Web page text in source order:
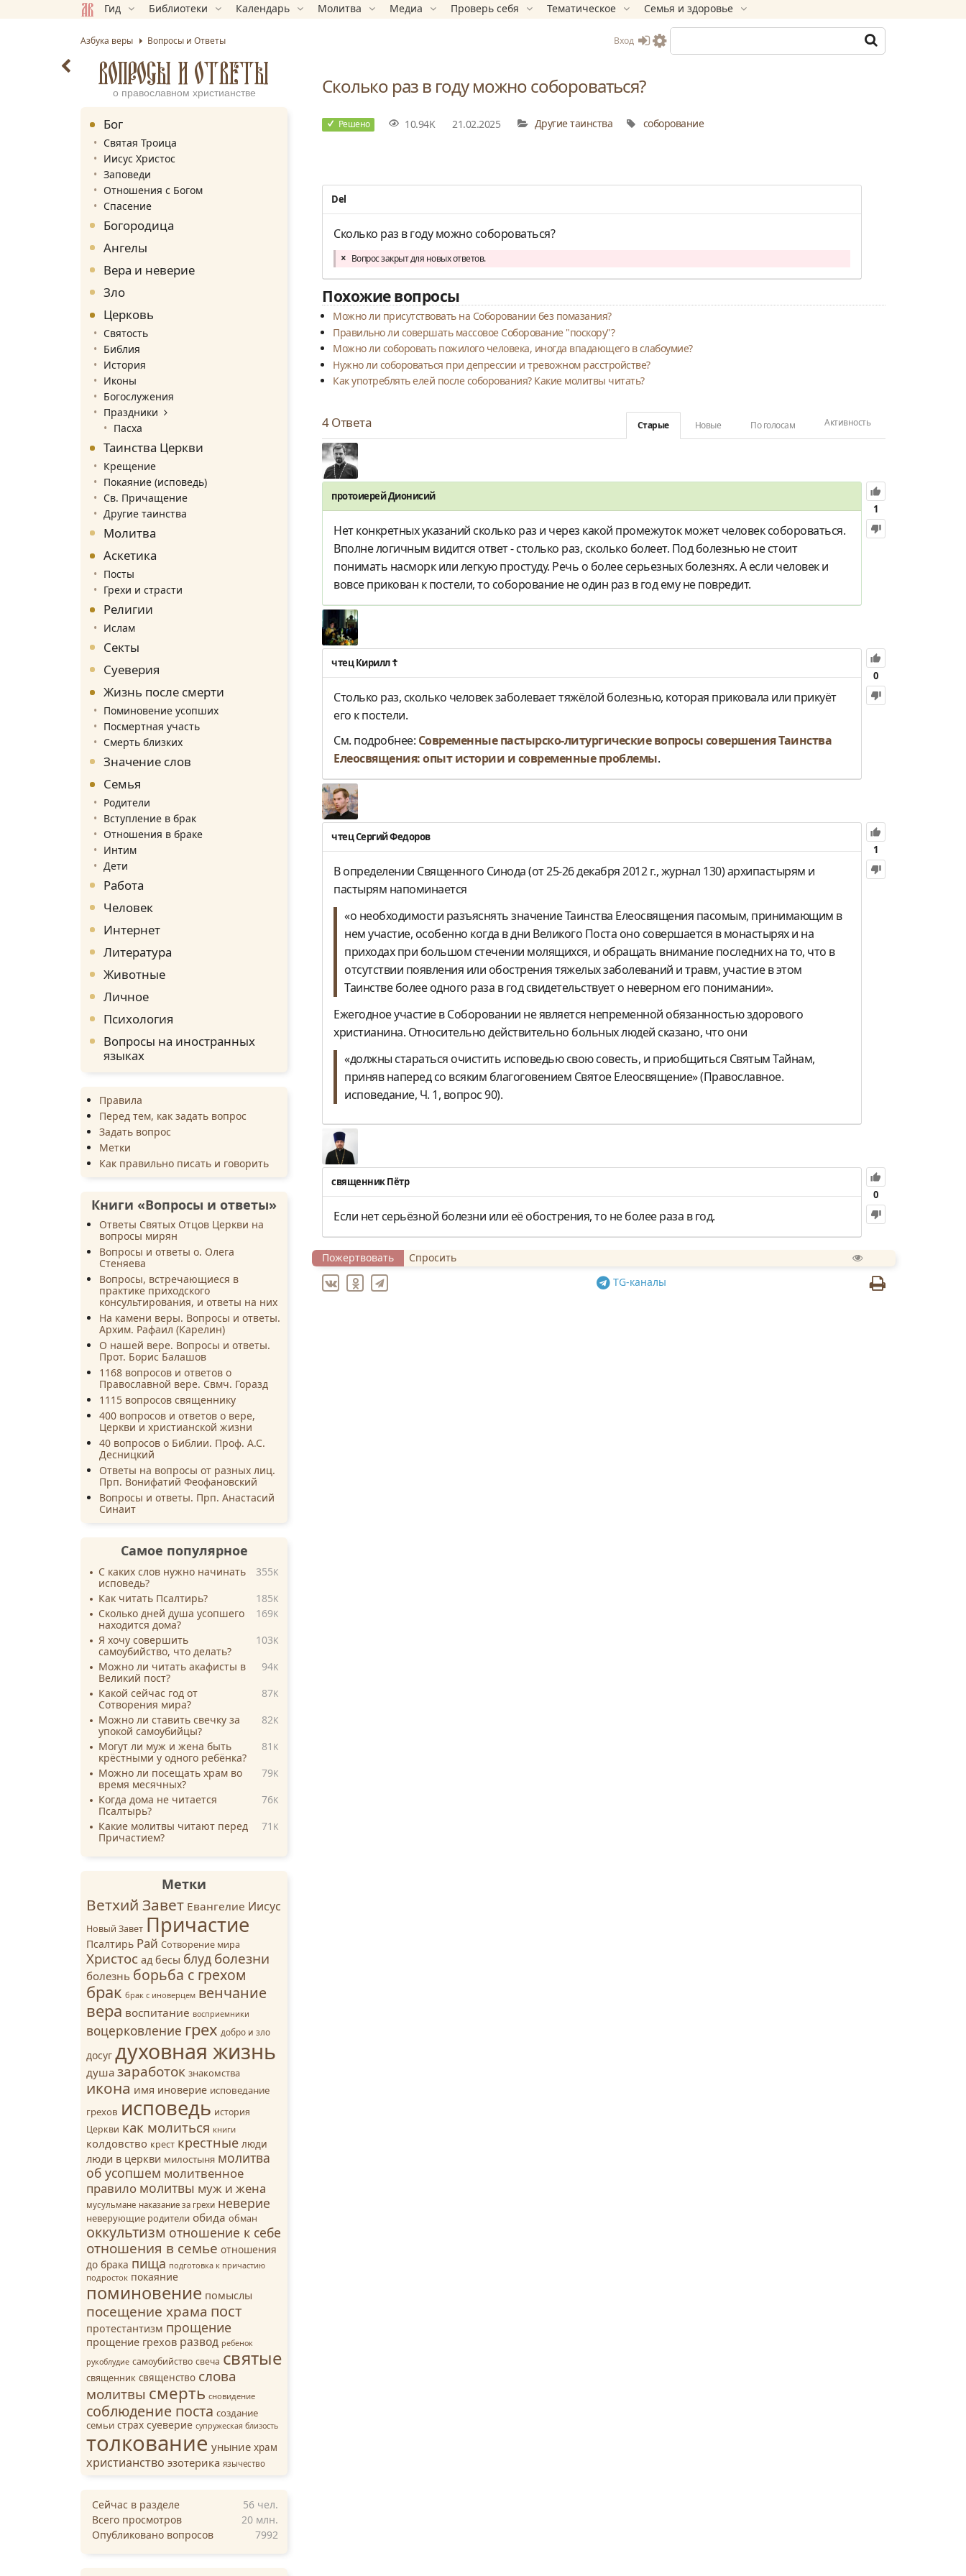
Гид Библиотеки Календарь Молитва Медиа Проверь себя Тематическое Семья и здоровье
Азбука веры Вопросы и Ответы Вход
Сколько раз в году можно собороваться?
Решено 10.94K 21.02.2025 Другие таинства соборование
Del
Сколько раз в году можно собороваться?
Вопрос закрыт для новых ответов.
Похожие вопросы
Можно ли присутствовать на Соборовании без помазания?
Правильно ли совершать массовое Соборование "поскору"?
Можно ли соборовать пожилого человека, иногда впадающего в слабоумие?
Нужно ли собороваться при депрессии и тревожном расстройстве?
Как употреблять елей после соборования? Какие молитвы читать?
4Ответа Активность
По голосам
Новые
Старые
1
протоиерей Дионисий
Нет конкретных указаний сколько раз и через какой промежуток может человек собороваться.
Вполне логичным видится ответ - столько раз, сколько болеет. Под болезнью не стоит
понимать насморк или легкую простуду. Речь о более серьезных болезнях. А если человек и
вовсе прикован к постели, то соборование не один раз в год ему не повредит.
0
чтец Кирилл ☦
Столько раз, сколько человек заболевает тяжёлой болезнью, которая приковала или прикуёт
его к постели.
См. подробнее: Современные пастырско-литургические вопросы совершения Таинства
Елеосвящения: опыт истории и современные проблемы.
1
чтец Сергий Федоров
В определении Священного Синода (от 25-26 декабря 2012 г., журнал 130) архипастырям и
пастырям напоминается
«о необходимости разъяснять значение Таинства Елеосвящения пасомым, принимающим в
нем участие, особенно когда в дни Великого Поста оно совершается в монастырях и на
приходах при большом стечении молящихся, и обращать внимание последних на то, что в
отсутствии появления или обострения тяжелых заболеваний и травм, участие в этом
Таинстве более одного раза в год свидетельствует о неверном его понимании».
Ежегодное участие в Соборовании не является непременной обязанностью здорового
христианина. Относительно действительно больных людей сказано, что они
«должны стараться очистить исповедью свою совесть, и приобщиться Святым Тайнам,
приняв наперед со всяким благоговением Святое Елеосвящение» (Православное.
исповедание, Ч. 1, вопрос 90).
0
священник Пётр
Если нет серьёзной болезни или её обострения, то не более раза в год.
Пожертвовать
Спросить
TG-каналы
ВОПРОСЫ И ОТВЕТЫ
о православном христианстве
Бог
Святая Троица
Иисус Христос
Заповеди
Отношения с Богом
Спасение
Богородица
Ангелы
Вера и неверие
Зло
Церковь
Святость
Библия
История
Иконы
Богослужения
Праздники
Пасха
Таинства Церкви
Крещение
Покаяние (исповедь)
Св. Причащение
Другие таинства
Молитва
Аскетика
Посты
Грехи и страсти
Религии
Ислам
Секты
Суеверия
Жизнь после смерти
Поминовение усопших
Посмертная участь
Смерть близких
Значение слов
Семья
Родители
Вступление в брак
Отношения в браке
Интим
Дети
Работа
Человек
Интернет
Литература
Животные
Личное
Психология
Вопросы на иностранных
языках
Правила
Перед тем, как задать вопрос
Задать вопрос
Метки
Как правильно писать и говорить
Книги «Вопросы и ответы»
Ответы Святых Отцов Церкви на
вопросы мирян
Вопросы и ответы о. Олега
Стеняева
Вопросы, встречающиеся в
практике приходского
консультирования, и ответы на них
На камени веры. Вопросы и ответы.
Архим. Рафаил (Карелин)
О нашей вере. Вопросы и ответы.
Прот. Борис Балашов
1168 вопросов и ответов о
Православной вере. Свмч. Горазд
1115 вопросов священнику
400 вопросов и ответов о вере,
Церкви и христианской жизни
40 вопросов о Библии. Проф. А.С.
Десницкий
Ответы на вопросы от разных лиц.
Прп. Вонифатий Феофановский
Вопросы и ответы. Прп. Анастасий
Синаит
Самое популярное
С каких слов нужно начинать
исповедь?
355K
Как читать Псалтирь? 185K
Сколько дней душа усопшего
находится дома?
169K
Я хочу совершить
самоубийство, что делать?
103K
Можно ли читать акафисты в
Великий пост?
94K
Какой сейчас год от
Сотворения мира?
87K
Можно ли ставить свечку за
упокой самоубийцы?
82K
Могут ли муж и жена быть
крёстными у одного ребёнка?
81 K
Можно ли посещать храм во
время месячных?
79K
Когда дома не читается
Псалтырь?
76K
Какие молитвы читают перед
Причастием?
71 K
Метки
Ветхий Завет Евангелие Иисус
Новый Завет Причастие
Псалтирь Рай Сотворение мира
Христос ад бесы блуд болезни
болезнь борьба с грехом
брак брак с иноверцем венчание
вера воспитание восприемники
воцерковление грех добро и зло
досуг духовная жизнь
душа заработок знакомства
икона имя иноверие исповедание
грехов исповедь история
Церкви как молиться книги
колдовство крест крестные люди
люди в церкви милостыня молитва
об усопшем молитвенное
правило молитвы муж и жена
мусульмане наказание за грехи неверие
неверующие родители обида обман
оккультизм отношение к себе
отношения в семье отношения
до брака пища подготовка к причастию
подросток покаяние
поминовение помыслы
посещение храма пост
протестантизм прощение
прощение грехов развод ребенок
рукоблудие самоубийство свеча святые
священник священство слова
молитвы смерть сновидение
соблюдение поста создание
семьи страх суеверие супружеская близость
толкование уныние храм
христианство эзотерика язычество
Сейчас в разделе 56 чел.
Всего просмотров
20 млн.
Опубликовано вопросов
7992